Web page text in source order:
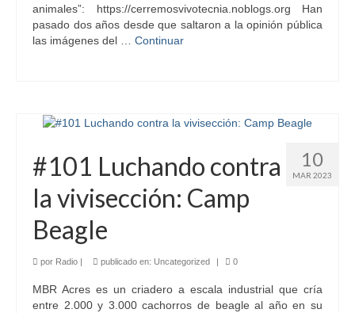
animales”: https://cerremosvivotecnia.noblogs.org Han
pasado dos años desde que saltaron a la opinión pública
las imágenes del … Continuar
10
MAR 2023
#101 Luchando contra
la vivisección: Camp
Beagle
por Radio | publicado en: Uncategorized | 0
MBR Acres es un criadero a escala industrial que cría
entre 2.000 y 3.000 cachorros de beagle al año en su